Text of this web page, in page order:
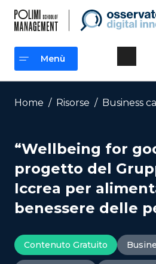
contenuto
Menù
Menù
Home / Risorse / Business
“Wellbeing for
progetto del
Iccrea per
benessere delle
Contenuto Gratuito